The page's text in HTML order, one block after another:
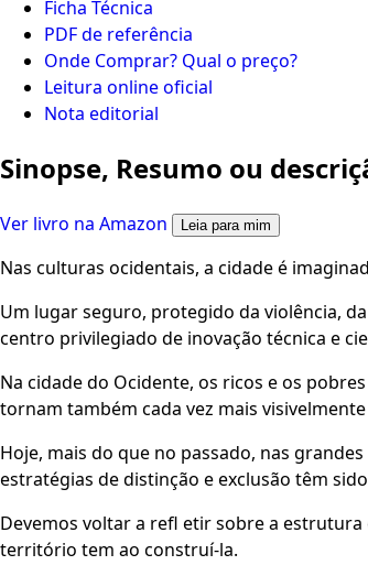
Ficha Técnica
PDF de referência
Onde Comprar? Qual o preço?
Leitura online oficial
Nota editorial
Sinopse, Resumo ou
Ver livro na Amazon Leia para mim
Nas culturas ocidentais, a cidade é
Um lugar seguro, protegido da violência,
centro privilegiado de inovação técnica e
Na cidade do Ocidente, os ricos e os
tornam também cada vez mais
Hoje, mais do que no passado, nas
estratégias de distinção e exclusão têm
Devemos voltar a refl etir sobre a
território tem ao construí-la.